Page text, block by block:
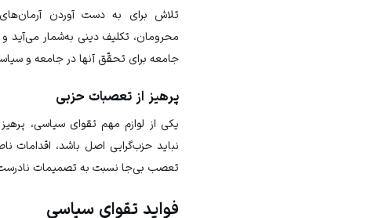
تلاش برای به دست آوردن
محرومان، تکلیف دینی به‌شمار می‌آید
جامعه برای تحقّق آنها در جامعه و
پرهیز از تعصبات حزبی
یکی از لوازم مهم تقوای سیاسی،
نباید حزب‌گرایی اصل باشد، اقدامات
تعصب بی‌جا نسبت به تصمیمات نادرست
فواید تقوای سیاسی